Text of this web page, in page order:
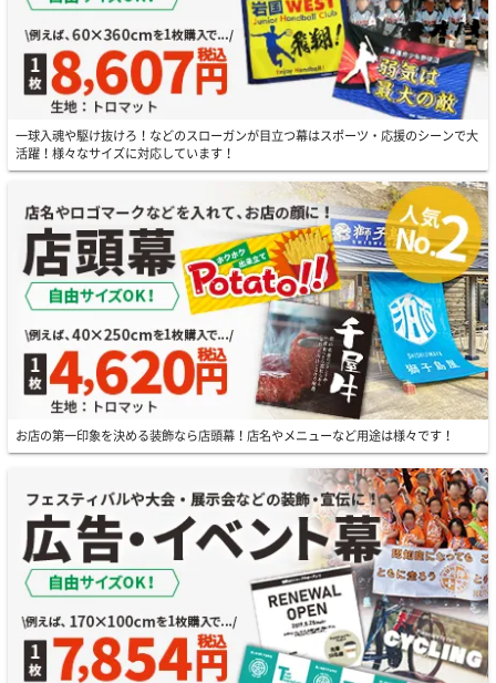
一球入魂や駆け抜けろ！などのスローガンが目立つ幕はスポーツ・応援のシーンで大
活躍！様々なサイズに対応しています！
お店の第一印象を決める装飾なら店頭幕！店名やメニューなど用途は様々です！